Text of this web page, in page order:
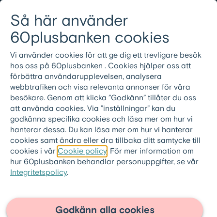
Så här använder
60plusbanken cookies
Vi använder cookies för att ge dig ett trevligare besök
hos oss på 60plusbanken . Cookies hjälper oss att
förbättra användarupplevelsen, analysera
webbtrafiken och visa relevanta annonser för våra
besökare. Genom att klicka ”Godkänn” tillåter du oss
att använda cookies. Via ”inställningar” kan du
godkänna specifika cookies och läsa mer om hur vi
hanterar dessa. Du kan läsa mer om hur vi hanterar
cookies samt ändra eller dra tillbaka ditt samtycke till
cookies i vår Cookie policy . För mer information om
hur 60plusbanken behandlar personuppgifter, se vår
Integritetspolicy.
Godkänn alla cookies
Meny
08-501 01 200
60plusbanken.se > Ordlista
Skuldfinansiering
Skuldfinansiering innebär att du finansierar
dina skulder med ett nytt lån. Genom
skuldfinansiering löser du dyra krediter och
skulder genom att baka ihop dem i ett
större samlingslån.
sänka dina månatliga kostnader och få en
tryggare ekonomi. Lån med säkerhet, som